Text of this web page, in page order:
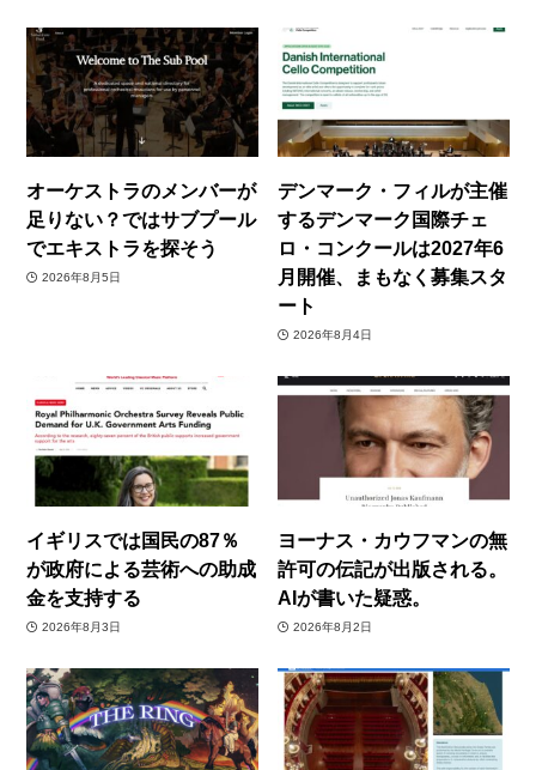
オーケストラのメンバーが
足りない？ではサブプール
でエキストラを探そう
2026年8月5日
デンマーク・フィルが主催
するデンマーク国際チェ
ロ・コンクールは2027年6
月開催、まもなく募集スタ
ート
2026年8月4日
イギリスでは国民の87％
が政府による芸術への助成
金を支持する
2026年8月3日
ヨーナス・カウフマンの無
許可の伝記が出版される。
AIが書いた疑惑。
2026年8月2日